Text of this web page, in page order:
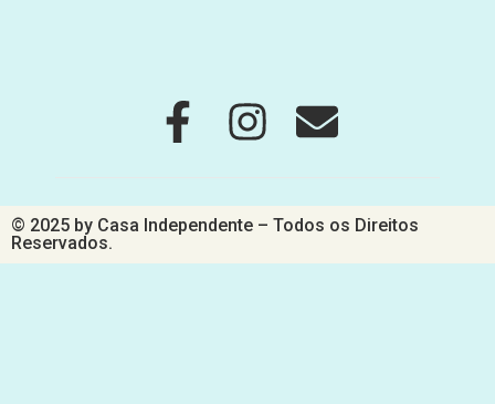
© 2025 by Casa Independente – Todos os Direitos
Reservados.